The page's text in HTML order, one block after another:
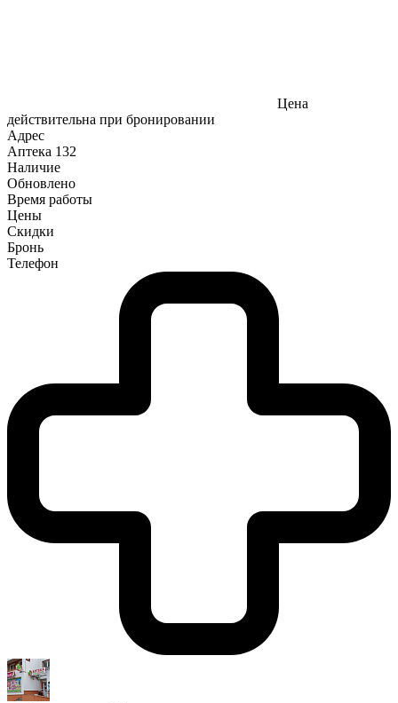
Цена
действительна при бронировании
Адрес
Аптека 132
Наличие
Обновлено
Время работы
Цены
Скидки
Бронь
Телефон